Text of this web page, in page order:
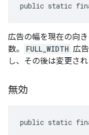
public static
広告の幅を現在の向
数。
FULL_WIDTH 広
し、その後は変更され
無効
public static